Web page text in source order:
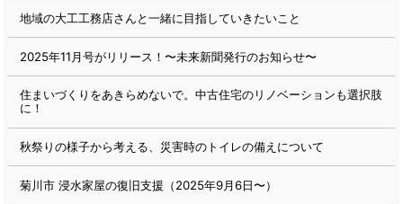
地域の大工工務店さんと一緒に目指していきたいこと
2025年11月号がリリース！〜未来新聞発行のお知らせ〜
住まいづくりをあきらめないで。中古住宅のリノベーションも選択肢
に！
秋祭りの様子から考える、災害時のトイレの備えについて
菊川市 浸水家屋の復旧支援（2025年9月6日〜）